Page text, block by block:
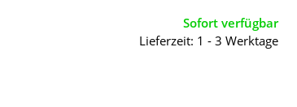
Sofort verfügbar
Lieferzeit: 1 - 3 Werktage